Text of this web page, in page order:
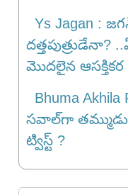
Ys Jagan :
మొదలైన ఆసక్తికర
Bhuma
సవాల్‌గా
ట్విస్ట్ ?